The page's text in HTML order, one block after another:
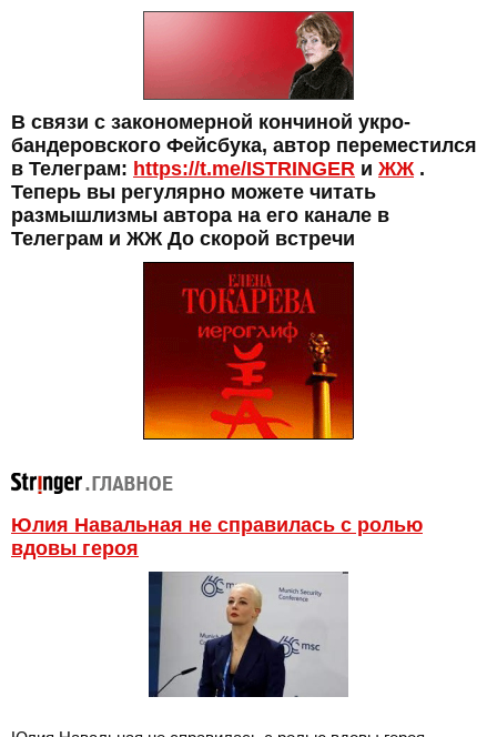
В связи с закономерной кончиной укро-
бандеровского Фейсбука, автор переместился
в Телеграм: https://t.me/ISTRINGER и ЖЖ.
Теперь вы регулярно можете читать
размышлизмы автора на его канале в
Телеграм и ЖЖ До скорой встречи
Юлия Навальная не справилась с ролью
вдовы героя